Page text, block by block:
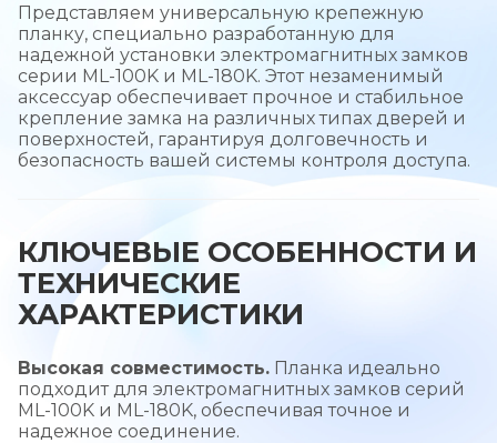
Представляем универсальную крепежную
планку, специально разработанную для
надежной установки электромагнитных замков
серии ML-100K и ML-180K. Этот незаменимый
аксессуар обеспечивает прочное и стабильное
крепление замка на различных типах дверей и
поверхностей, гарантируя долговечность и
безопасность вашей системы контроля доступа.
КЛЮЧЕВЫЕ ОСОБЕННОСТИ И
ТЕХНИЧЕСКИЕ
ХАРАКТЕРИСТИКИ
Высокая совместимость. Планка идеально
подходит для электромагнитных замков серий
ML-100K и ML-180K, обеспечивая точное и
надежное соединение.